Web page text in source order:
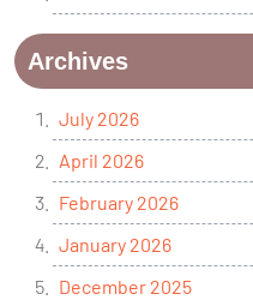
Archives
July 2026
April 2026
February 2026
January 2026
December 2025